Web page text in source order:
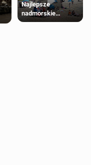
Najlepsze
nadmorskie
miasteczko blisko